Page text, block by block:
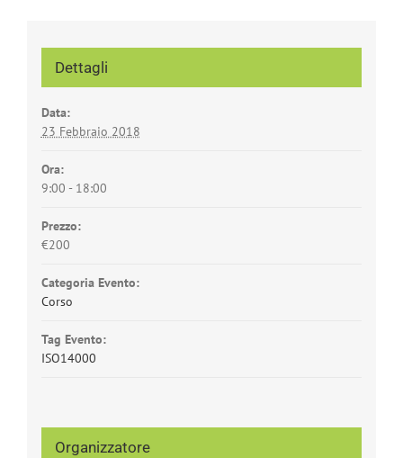
Dettagli
Data:
23 Febbraio 2018
Ora:
9:00 - 18:00
Prezzo:
€200
Categoria Evento:
Corso
Tag Evento:
ISO14000
Organizzatore